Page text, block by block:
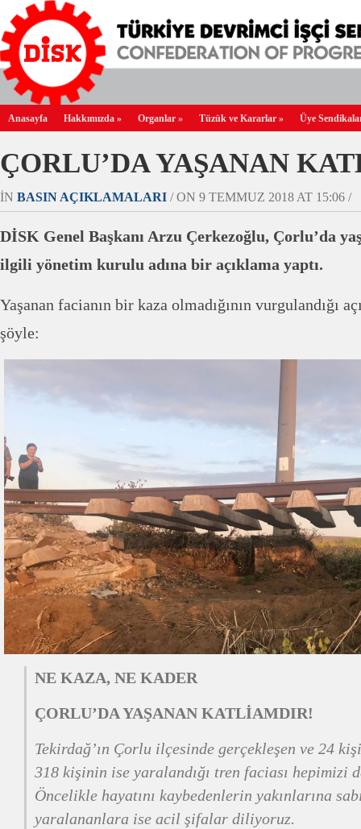
Anasayfa Hakkımızda » Organlar » Tüzük ve Kararlar » Üye
ÇORLU’DA YAŞANAN
IN BASIN AÇIKLAMALARI / ON 9 TEMMUZ 2018 AT 15:06 /
DİSK Genel Başkanı Arzu Çerkezoğlu, Çorlu’da
ilgili yönetim kurulu adına bir açıklama yaptı.
Yaşanan facianın bir kaza olmadığının vurgulandığı
şöyle:
NE KAZA, NE KADER
ÇORLU’DA YAŞANAN KATLİAMDIR!
Tekirdağ’ın Çorlu ilçesinde gerçekleşen ve 24
318 kişinin ise yaralandığı tren faciası hepimizi
Öncelikle hayatını kaybedenlerin yakınlarına
yaralananlara ise acil şifalar diliyoruz.